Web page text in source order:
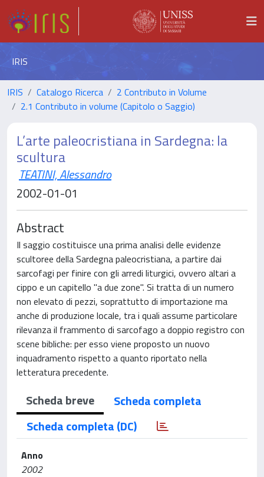
IRIS
IRIS Catalogo Ricerca
2 Contributo in Volume
2.1 Contributo in volume (Capitolo o Saggio)
L’arte paleocristiana in Sardegna: la
scultura
TEATINI, Alessandro
2002-01-01
Abstract
Il saggio costituisce una prima analisi delle evidenze
scultoree della Sardegna paleocristiana, a partire dai
sarcofagi per finire con gli arredi liturgici, ovvero altari a
cippo e un capitello "a due zone". Si tratta di un numero
non elevato di pezzi, soprattutto di importazione ma
anche di produzione locale, tra i quali assume particolare
rilevanza il frammento di sarcofago a doppio registro con
scene bibliche: per esso viene proposto un nuovo
inquadramento rispetto a quanto riportato nella
letteratura precedente.
Scheda breve
Scheda completa
Scheda completa (DC)
Anno
2002